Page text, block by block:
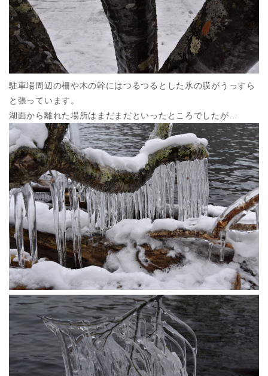
駐車場周辺の柵や木の幹にはつるつるとした氷の膜がうっすら
と張っています。
湖面から離れた場所はまだまだといったところでしたが…